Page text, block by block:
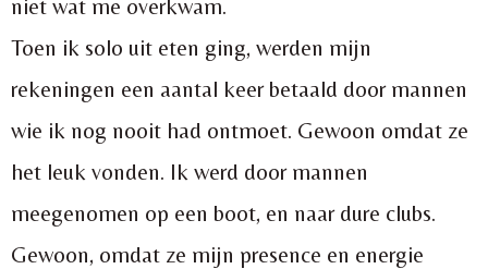
niet wat me overkwam.
Toen ik solo uit eten ging, werden mijn
rekeningen een aantal keer betaald door mannen
wie ik nog nooit had ontmoet. Gewoon omdat ze
het leuk vonden. Ik werd door mannen
meegenomen op een boot, en naar dure clubs.
Gewoon, omdat ze mijn presence en energie